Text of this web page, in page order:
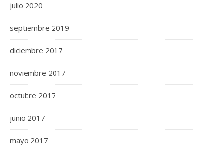
julio 2020
septiembre 2019
diciembre 2017
noviembre 2017
octubre 2017
junio 2017
mayo 2017